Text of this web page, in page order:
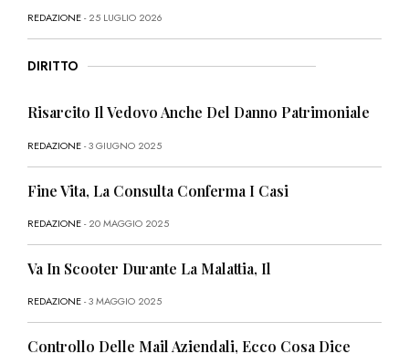
REDAZIONE- 25 LUGLIO 2026
DIRITTO
Risarcito Il Vedovo Anche Del Danno Patrimoniale
REDAZIONE- 3 GIUGNO 2025
Fine Vita, La Consulta Conferma I Casi
REDAZIONE- 20 MAGGIO 2025
Va In Scooter Durante La Malattia, Il
REDAZIONE- 3 MAGGIO 2025
Controllo Delle Mail Aziendali, Ecco Cosa Dice